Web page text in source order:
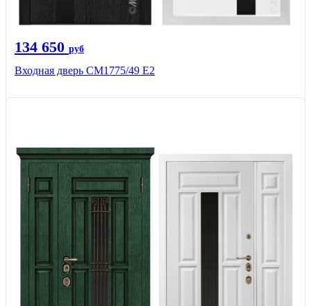
134 650 руб
Входная дверь СМ1775/49 Е2